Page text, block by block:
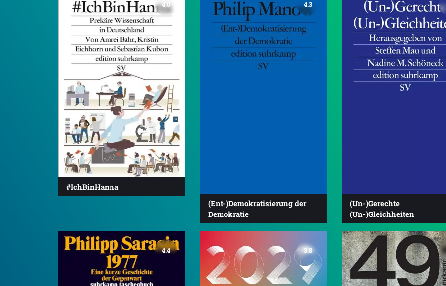
4.0
#IchBinHanna
4.3
(Ent-)Demokratisierung der
Demokratie
(Un-)Gerechte
(Un-)Gleichheiten
4.4 3.8